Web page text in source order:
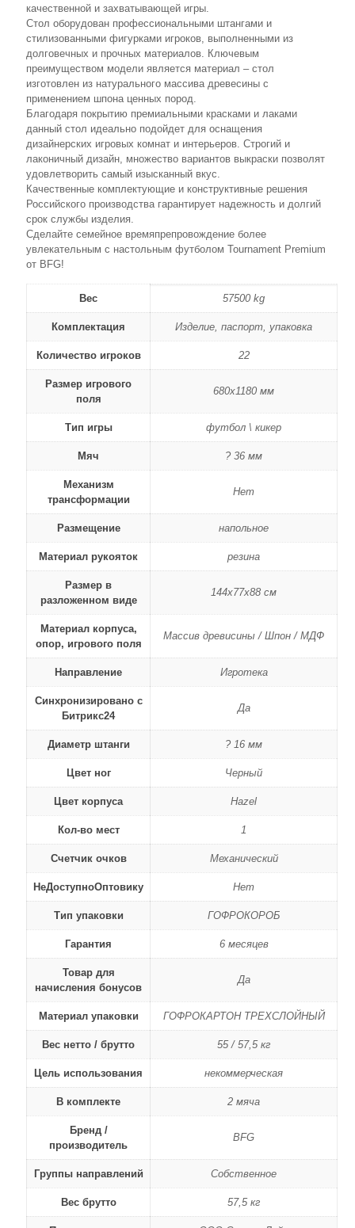
качественной и захватывающей игры.
Стол оборудован профессиональными штангами и
стилизованными фигурками игроков, выполненными из
долговечных и прочных материалов. Ключевым
преимуществом модели является материал – стол
изготовлен из натурального массива древесины с
применением шпона ценных пород.
Благодаря покрытию премиальными красками и лаками
данный стол идеально подойдет для оснащения
дизайнерских игровых комнат и интерьеров. Строгий и
лаконичный дизайн, множество вариантов выкраски позволят
удовлетворить самый изысканный вкус.
Качественные комплектующие и конструктивные решения
Российского производства гарантирует надежность и долгий
срок службы изделия.
Сделайте семейное времяпрепровождение более
увлекательным с настольным футболом Tournament Premium
от BFG!
Вес 57500 kg
Комплектация Изделие, паспорт, упаковка
Количество игроков 22
Размер игрового
поля
680х1180 мм
Тип игры футбол \ кикер
Мяч ? 36 мм
Механизм
трансформации
Нет
Размещение напольное
Материал рукояток резина
Размер в
разложенном виде
144х77х88 см
Материал корпуса,
опор, игрового поля
Массив древисины / Шпон / МДФ
Направление Игротека
Синхронизировано с
Битрикс24
Да
Диаметр штанги ? 16 мм
Цвет ног Черный
Цвет корпуса Hazel
Кол-во мест 1
Счетчик очков Механический
НеДоступноОптовику Нет
Тип упаковки ГОФРОКОРОБ
Гарантия 6 месяцев
Товар для
начисления бонусов
Да
Материал упаковки ГОФРОКАРТОН ТРЕХСЛОЙНЫЙ
Вес нетто / брутто 55 / 57,5 кг
Цель использования некоммерческая
В комплекте 2 мяча
Бренд /
производитель
BFG
Группы направлений Собственное
Вес брутто 57,5 кг